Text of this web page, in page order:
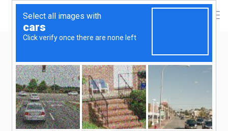
XXXIII. Országos Felnőtt és
Ifjúsági Táncművészeti
Fesztivál Döntő – Budapest,